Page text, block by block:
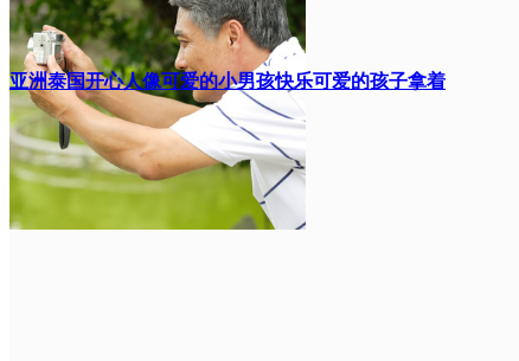
亚洲泰国开心人像可爱的小男孩快乐可爱的孩子拿着